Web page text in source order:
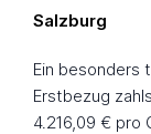
Salzburg
Ein besonders
Erstbezug
4.216,09 € pro